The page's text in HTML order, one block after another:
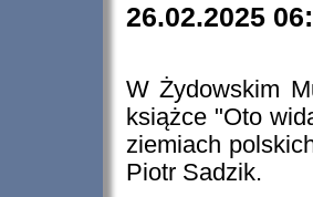
26.02.2025
W Żydowskim
książce "Oto
ziemiach
Piotr Sadzik.